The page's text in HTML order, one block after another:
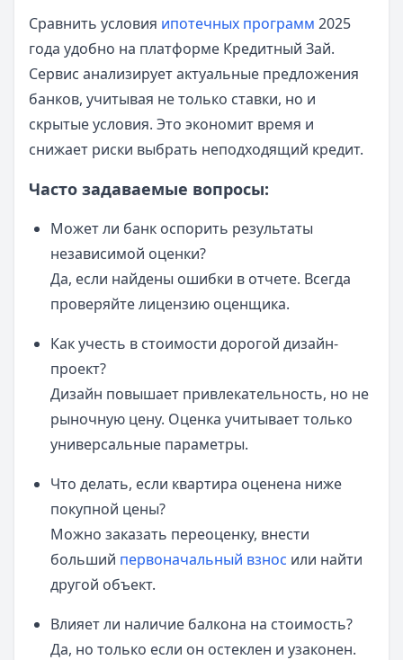
Сравнить условия ипотечных программ 2025
года удобно на платформе Кредитный Зай.
Сервис анализирует актуальные предложения
банков, учитывая не только ставки, но и
скрытые условия. Это экономит время и
снижает риски выбрать неподходящий кредит.
Часто задаваемые вопросы:
Может ли банк оспорить результаты
независимой оценки?
Да, если найдены ошибки в отчете. Всегда
проверяйте лицензию оценщика.
Как учесть в стоимости дорогой дизайн-
проект?
Дизайн повышает привлекательность, но не
рыночную цену. Оценка учитывает только
универсальные параметры.
Что делать, если квартира оценена ниже
покупной цены?
Можно заказать переоценку, внести
больший первоначальный взнос или найти
другой объект.
Влияет ли наличие балкона на стоимость?
Да, но только если он остеклен и узаконен.